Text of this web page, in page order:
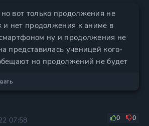
вот только продолжения не
и нет продолжения к аниме в
ну и продолжения не
представилась ученицей кого-
но продолжений не будет
07:58
0 0